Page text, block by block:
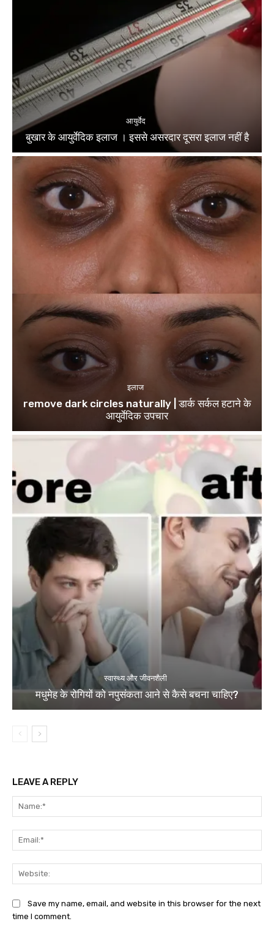
आयुर्वेद
बुखार के आयुर्वेदिक इलाज । इससे असरदार दूसरा इलाज नहीं है
इलाज
remove dark circles naturally | डार्क सर्कल हटाने के
आयुर्वेदिक उपचार
स्वास्थ्य और जीवनशैली
मधुमेह के रोगियों को नपुसंकता आने से कैसे बचना चाहिए?
LEAVE A REPLY
Save my name, email, and website in this browser for the next
time I comment.